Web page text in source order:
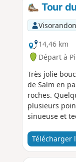
Tour
14,46 km
Départ à
Très jolie
de Salm en
roches.
plusieurs
sinueuse et
Télécharger